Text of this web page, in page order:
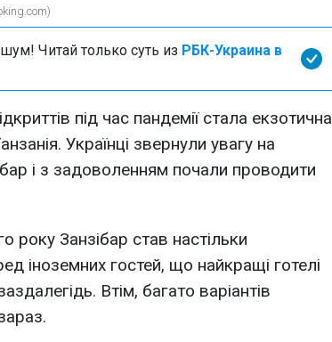
Читай только суть из РБК-Украина в
під час пандемії стала екзотична
Українці звернули увагу на
і з задоволенням почали проводити
року Занзібар став настільки
іноземних гостей, що найкращі готелі
Втім, багато варіантів